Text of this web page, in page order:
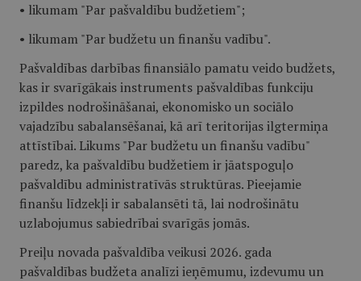
• likumam "Par pašvaldību budžetiem";
• likumam "Par budžetu un finanšu vadību".
Pašvaldības darbības finansiālo pamatu veido budžets,
kas ir svarīgākais instruments pašvaldības funkciju
izpildes nodrošināšanai, ekonomisko un sociālo
vajadzību sabalansēšanai, kā arī teritorijas ilgtermiņa
attīstībai. Likums "Par budžetu un finanšu vadību"
paredz, ka pašvaldību budžetiem ir jāatspoguļo
pašvaldību administratīvās struktūras. Pieejamie
finanšu līdzekļi ir sabalansēti tā, lai nodrošinātu
uzlabojumus sabiedrībai svarīgās jomās.
Preiļu novada pašvaldība veikusi 2026. gada
pašvaldības budžeta analīzi ieņēmumu, izdevumu un